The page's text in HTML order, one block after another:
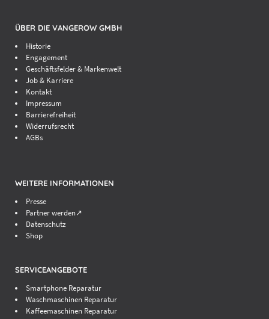
ÜBER DIE VANGEROW GMBH
Historie
Engagement
Geschäftsfelder & Markenwelt
Job & Karriere
Kontakt
Impressum
Barrierefreiheit
Widerrufsrecht
AGBs
WEITERE INFORMATIONEN
Presse
Partner werden↗
Datenschutz
Shop
SERVICEANGEBOTE
Smartphone Reparatur
Waschmaschinen Reparatur
Kaffeemaschinen Reparatur